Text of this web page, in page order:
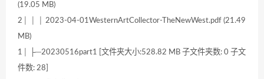
(19.05 MB)
2│ │ │ 2023-04-01WesternArtCollector-TheNewWest.pdf (21.49
MB)
1│ ├─20230516part1 [文件夹大小:528.82 MB 子文件夹数: 0 子文
件数: 28]